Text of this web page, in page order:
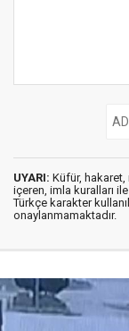
UYARI: Küfür, hakaret,
içeren, imla kuralları ile
Türkçe karakter
onaylanmamaktadır.